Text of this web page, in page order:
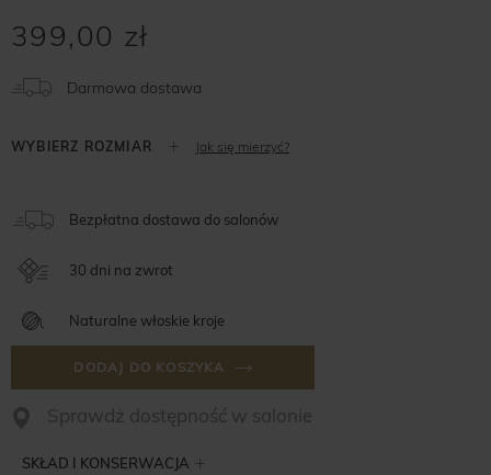
399,00 zł
Darmowa dostawa
Jak się mierzyć?
Bezpłatna dostawa do salonów
30 dni na zwrot
Naturalne włoskie kroje
DODAJ DO KOSZYKA
Sprawdż dostępność w salonie
SKŁAD I KONSERWACJA